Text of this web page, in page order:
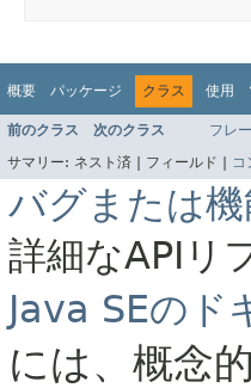
概要 パッケージ クラス 使用
前のクラス 次のクラス フレ
サマリー: ネスト済 | フィールド | コ
バグまたは
詳細なAPIリ
Java SEのド
には、概念